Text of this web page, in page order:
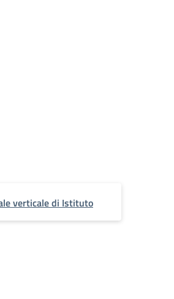
verticale di Istituto